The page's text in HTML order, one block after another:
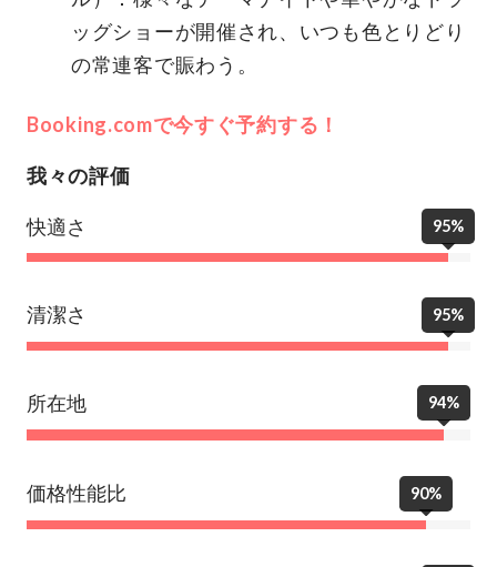
ッグショーが開催され、いつも色とりどり
の常連客で賑わう。
Booking.comで今すぐ予約する！
我々の評価
快適さ 95%
清潔さ 95%
所在地 94%
価格性能比 90%